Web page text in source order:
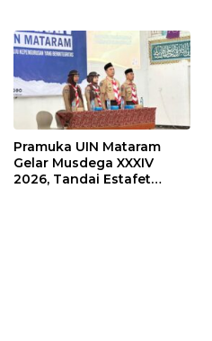
Pramuka UIN Mataram
Gelar Musdega XXXIV
2026, Tandai Estafet